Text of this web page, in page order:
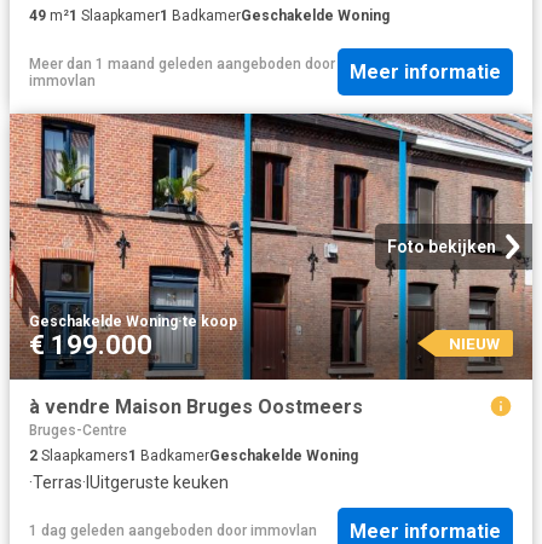
49 m²1 Slaapkamer1 BadkamerGeschakelde Woning
Meer dan 1 maand geleden aangeboden door
immovlan
Meer informatie
Foto bekijken
Geschakelde Woning·te koop
€ 199.000 NIEUW
à vendre Maison Bruges Oostmeers
Bruges-Centre
2 Slaapkamers1 BadkamerGeschakelde Woning
·Terras·IUitgeruste keuken
1 dag geleden aangeboden door immovlan Meer informatie